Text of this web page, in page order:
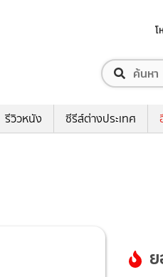
รีวิวหนัง ซีรีส์ต่างประเทศ